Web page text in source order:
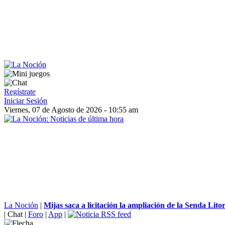
Regístrate
Iniciar Sesión
Viernes, 07 de Agosto de 2026 - 10:55 am
La Noción | Mijas saca a licitación la ampliación de la Senda
| Chat | Foro | App |